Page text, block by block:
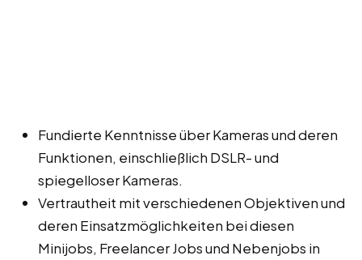
Fundierte Kenntnisse über Kameras und deren
Funktionen, einschließlich DSLR- und
spiegelloser Kameras.
Vertrautheit mit verschiedenen Objektiven und
deren Einsatzmöglichkeiten bei diesen
Minijobs, Freelancer Jobs und Nebenjobs in